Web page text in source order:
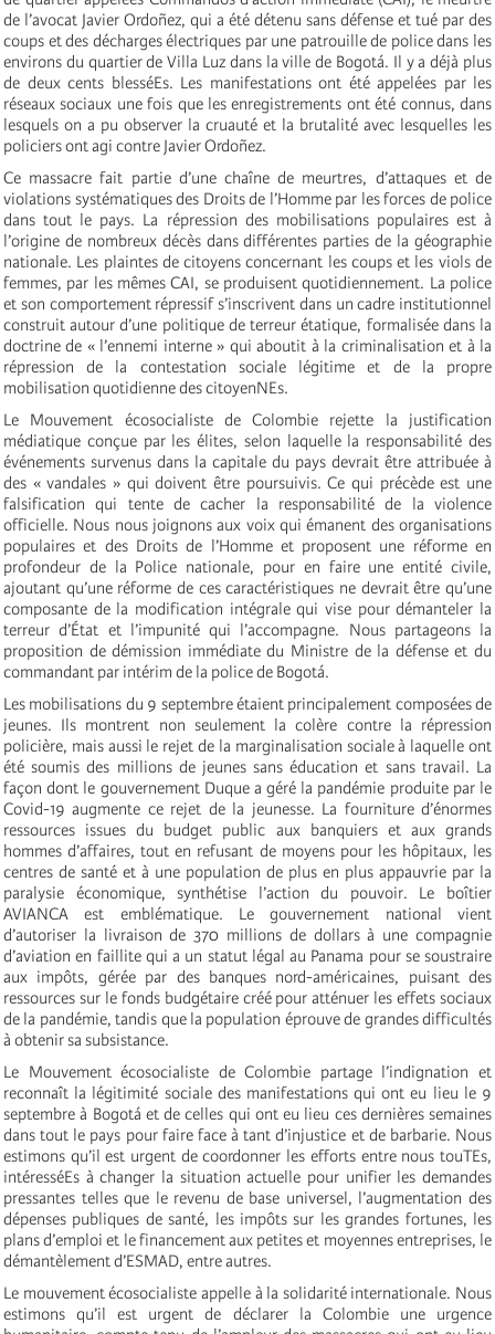
de l’avocat Javier Ordoñez, qui a été détenu sans défense et tué par des
coups et des décharges électriques par une patrouille de police dans les
environs du quartier de Villa Luz dans la ville de Bogotá. Il y a déjà plus
de deux cents blesséEs. Les manifestations ont été appelées par les
réseaux sociaux une fois que les enregistrements ont été connus, dans
lesquels on a pu observer la cruauté et la brutalité avec lesquelles les
policiers ont agi contre Javier Ordoñez.
Ce massacre fait partie d’une chaîne de meurtres, d’attaques et de
violations systématiques des Droits de l’Homme par les forces de police
dans tout le pays. La répression des mobilisations populaires est à
l’origine de nombreux décès dans différentes parties de la géographie
nationale. Les plaintes de citoyens concernant les coups et les viols de
femmes, par les mêmes CAI, se produisent quotidiennement. La police
et son comportement répressif s’inscrivent dans un cadre institutionnel
construit autour d’une politique de terreur étatique, formalisée dans la
doctrine de « l’ennemi interne » qui aboutit à la criminalisation et à la
répression de la contestation sociale légitime et de la propre
mobilisation quotidienne des citoyenNEs.
Le Mouvement écosocialiste de Colombie rejette la justification
médiatique conçue par les élites, selon laquelle la responsabilité des
événements survenus dans la capitale du pays devrait être attribuée à
des « vandales » qui doivent être poursuivis. Ce qui précède est une
falsification qui tente de cacher la responsabilité de la violence
officielle. Nous nous joignons aux voix qui émanent des organisations
populaires et des Droits de l’Homme et proposent une réforme en
profondeur de la Police nationale, pour en faire une entité civile,
ajoutant qu’une réforme de ces caractéristiques ne devrait être qu’une
composante de la modification intégrale qui vise pour démanteler la
terreur d’État et l’impunité qui l’accompagne. Nous partageons la
proposition de démission immédiate du Ministre de la défense et du
commandant par intérim de la police de Bogotá.
Les mobilisations du 9 septembre étaient principalement composées de
jeunes. Ils montrent non seulement la colère contre la répression
policière, mais aussi le rejet de la marginalisation sociale à laquelle ont
été soumis des millions de jeunes sans éducation et sans travail. La
façon dont le gouvernement Duque a géré la pandémie produite par le
Covid-19 augmente ce rejet de la jeunesse. La fourniture d’énormes
ressources issues du budget public aux banquiers et aux grands
hommes d’affaires, tout en refusant de moyens pour les hôpitaux, les
centres de santé et à une population de plus en plus appauvrie par la
paralysie économique, synthétise l’action du pouvoir. Le boîtier
AVIANCA est emblématique. Le gouvernement national vient
d’autoriser la livraison de 370 millions de dollars à une compagnie
d’aviation en faillite qui a un statut légal au Panama pour se soustraire
aux impôts, gérée par des banques nord-américaines, puisant des
ressources sur le fonds budgétaire créé pour atténuer les effets sociaux
de la pandémie, tandis que la population éprouve de grandes difficultés
à obtenir sa subsistance.
Le Mouvement écosocialiste de Colombie partage l’indignation et
reconnaît la légitimité sociale des manifestations qui ont eu lieu le 9
septembre à Bogotá et de celles qui ont eu lieu ces dernières semaines
dans tout le pays pour faire face à tant d’injustice et de barbarie. Nous
estimons qu’il est urgent de coordonner les efforts entre nous touTEs,
intéresséEs à changer la situation actuelle pour unifier les demandes
pressantes telles que le revenu de base universel, l’augmentation des
dépenses publiques de santé, les impôts sur les grandes fortunes, les
plans d’emploi et le financement aux petites et moyennes entreprises, le
démantèlement d’ESMAD, entre autres.
Le mouvement écosocialiste appelle à la solidarité internationale. Nous
estimons qu’il est urgent de déclarer la Colombie une urgence